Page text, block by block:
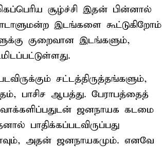
சூழ்ச்சி இதன் பின்னால்
இடங்களை கூட்டுகிறோம்
குறைவான இடங்களும்,
சட்டத்திருத்தங்களும்,
பாசிச ஆபத்து. பேராபத்தைத்
வாக்களிப்பதுடன் ஜனநாயக கடமை
பாதிக்கப்படவிருப்பது
அதன் ஜனநாயகமும். எனவே